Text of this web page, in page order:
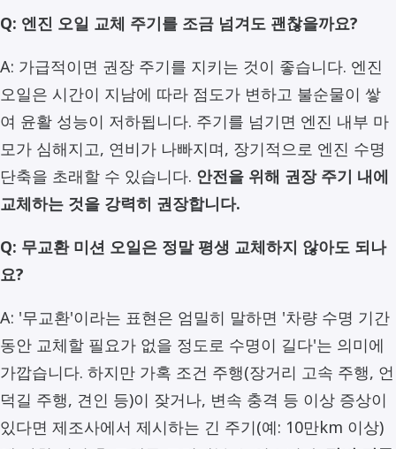
Q: 엔진 오일 교체 주기를 조금 넘겨도 괜찮을까요?
A: 가급적이면 권장 주기를 지키는 것이 좋습니다. 엔진
오일은 시간이 지남에 따라 점도가 변하고 불순물이 쌓
여 윤활 성능이 저하됩니다. 주기를 넘기면 엔진 내부 마
모가 심해지고, 연비가 나빠지며, 장기적으로 엔진 수명
단축을 초래할 수 있습니다. 안전을 위해 권장 주기 내에
교체하는 것을 강력히 권장합니다.
Q: 무교환 미션 오일은 정말 평생 교체하지 않아도 되나
요?
A: '무교환'이라는 표현은 엄밀히 말하면 '차량 수명 기간
동안 교체할 필요가 없을 정도로 수명이 길다'는 의미에
가깝습니다. 하지만 가혹 조건 주행(장거리 고속 주행, 언
덕길 주행, 견인 등)이 잦거나, 변속 충격 등 이상 증상이
있다면 제조사에서 제시하는 긴 주기(예: 10만km 이상)